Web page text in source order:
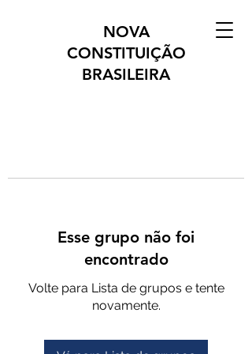
NOVA
CONSTITUIÇÃO
BRASILEIRA
Esse grupo não foi
encontrado
Volte para Lista de grupos e tente
novamente.